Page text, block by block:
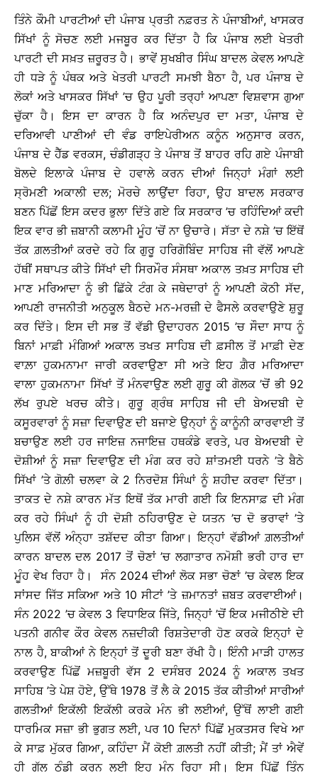
ਤਿੰਨੇ ਕੌਮੀ ਪਾਰਟੀਆਂ ਦੀ ਪੰਜਾਬ ਪ੍ਰਤੀ ਨਫ਼ਰਤ ਨੇ ਪੰਜਾਬੀਆਂ, ਖਾਸਕਰ
ਸਿੱਖਾਂ ਨੂੰ ਸੋਚਣ ਲਈ ਮਜਬੂਰ ਕਰ ਦਿੱਤਾ ਹੈ ਕਿ ਪੰਜਾਬ ਲਈ ਖੇਤਰੀ
ਪਾਰਟੀ ਦੀ ਸਖ਼ਤ ਜ਼ਰੂਰਤ ਹੈ। ਭਾਵੇਂ ਸੁਖਬੀਰ ਸਿੰਘ ਬਾਦਲ ਕੇਵਲ ਆਪਣੇ
ਹੀ ਧੜੇ ਨੂੰ ਪੰਥਕ ਅਤੇ ਖੇਤਰੀ ਪਾਰਟੀ ਸਮਝੀ ਬੈਠਾ ਹੈ, ਪਰ ਪੰਜਾਬ ਦੇ
ਲੋਕਾਂ ਅਤੇ ਖਾਸਕਰ ਸਿੱਖਾਂ ’ਚ ਉਹ ਪੂਰੀ ਤਰ੍ਹਾਂ ਆਪਣਾ ਵਿਸ਼ਵਾਸ ਗੁਆ
ਚੁੱਕਾ ਹੈ। ਇਸ ਦਾ ਕਾਰਨ ਹੈ ਕਿ ਅਨੰਦਪੁਰ ਦਾ ਮਤਾ, ਪੰਜਾਬ ਦੇ
ਦਰਿਆਵੀ ਪਾਣੀਆਂ ਦੀ ਵੰਡ ਰਾਇਪੇਰੀਅਨ ਕਨੂੰਨ ਅਨੁਸਾਰ ਕਰਨ,
ਪੰਜਾਬ ਦੇ ਹੈੱਡ ਵਰਕਸ, ਚੰਡੀਗੜ੍ਹ ਤੇ ਪੰਜਾਬ ਤੋਂ ਬਾਹਰ ਰਹਿ ਗਏ ਪੰਜਾਬੀ
ਬੋਲਦੇ ਇਲਾਕੇ ਪੰਜਾਬ ਦੇ ਹਵਾਲੇ ਕਰਨ ਦੀਆਂ ਜਿਨ੍ਹਾਂ ਮੰਗਾਂ ਲਈ
ਸ੍ਰੋਮਣੀ ਅਕਾਲੀ ਦਲ; ਮੋਰਚੇ ਲਾਉਂਦਾ ਰਿਹਾ, ਉਹ ਬਾਦਲ ਸਰਕਾਰ
ਬਣਨ ਪਿੱਛੋਂ ਇਸ ਕਦਰ ਭੁਲਾ ਦਿੱਤੇ ਗਏ ਕਿ ਸਰਕਾਰ ’ਚ ਰਹਿੰਦਿਆਂ ਕਦੀ
ਇਕ ਵਾਰ ਭੀ ਜ਼ਬਾਨੀ ਕਲਾਮੀ ਮੂੰਹ ’ਚੋਂ ਨਾ ਉਚਾਰੇ। ਸੱਤਾ ਦੇ ਨਸ਼ੇ ’ਚ ਇੱਥੋਂ
ਤੱਕ ਗ਼ਲਤੀਆਂ ਕਰਦੇ ਰਹੇ ਕਿ ਗੁਰੂ ਹਰਿਗੋਬਿੰਦ ਸਾਹਿਬ ਜੀ ਵੱਲੋਂ ਆਪਣੇ
ਹੱਥੀਂ ਸਥਾਪਤ ਕੀਤੇ ਸਿੱਖਾਂ ਦੀ ਸਿਰਮੌਰ ਸੰਸਥਾ ਅਕਾਲ ਤਖ਼ਤ ਸਾਹਿਬ ਦੀ
ਮਾਣ ਮਰਿਆਦਾ ਨੂੰ ਭੀ ਛਿੱਕੇ ਟੰਗ ਕੇ ਜਥੇਦਾਰਾਂ ਨੂੰ ਆਪਣੀ ਕੋਠੀ ਸੱਦ,
ਆਪਣੀ ਰਾਜਨੀਤੀ ਅਨੁਕੂਲ ਬੈਠਦੇ ਮਨ-ਮਰਜ਼ੀ ਦੇ ਫੈਸਲੇ ਕਰਵਾਉਣੇ ਸ਼ੁਰੂ
ਕਰ ਦਿੱਤੇ। ਇਸ ਦੀ ਸਭ ਤੋਂ ਵੱਡੀ ਉਦਾਹਰਨ 2015 ’ਚ ਸੌਦਾ ਸਾਧ ਨੂੰ
ਬਿਨਾਂ ਮਾਫ਼ੀ ਮੰਗਿਆਂ ਅਕਾਲ ਤਖਤ ਸਾਹਿਬ ਦੀ ਫ਼ਸੀਲ ਤੋਂ ਮਾਫ਼ੀ ਦੇਣ
ਵਾਲ਼ਾ ਹੁਕਮਨਾਮਾ ਜਾਰੀ ਕਰਵਾਉਣਾ ਸੀ ਅਤੇ ਇਹ ਗ਼ੈਰ ਮਰਿਆਦਾ
ਵਾਲਾ ਹੁਕਮਨਾਮਾ ਸਿੱਖਾਂ ਤੋਂ ਮੰਨਵਾਉਣ ਲਈ ਗੁਰੂ ਕੀ ਗੋਲਕ ’ਚੋਂ ਭੀ 92
ਲੱਖ ਰੁਪਏ ਖਰਚ ਕੀਤੇ। ਗੁਰੂ ਗ੍ਰੰਥ ਸਾਹਿਬ ਜੀ ਦੀ ਬੇਅਦਬੀ ਦੇ
ਕਸੂਰਵਾਰਾਂ ਨੂੰ ਸਜ਼ਾ ਦਿਵਾਉਣ ਦੀ ਬਜਾਏ ਉਨ੍ਹਾਂ ਨੂੰ ਕਾਨੂੰਨੀ ਕਾਰਵਾਈ ਤੋਂ
ਬਚਾਉਣ ਲਈ ਹਰ ਜਾਇਜ਼ ਨਜਾਇਜ਼ ਹਥਕੰਡੇ ਵਰਤੇ, ਪਰ ਬੇਅਦਬੀ ਦੇ
ਦੋਸ਼ੀਆਂ ਨੂੰ ਸਜ਼ਾ ਦਿਵਾਉਣ ਦੀ ਮੰਗ ਕਰ ਰਹੇ ਸ਼ਾਂਤਮਈ ਧਰਨੇ ’ਤੇ ਬੈਠੇ
ਸਿੱਖਾਂ ’ਤੇ ਗੋਲ਼ੀ ਚਲਵਾ ਕੇ 2 ਨਿਰਦੋਸ਼ ਸਿੰਘਾਂ ਨੂੰ ਸ਼ਹੀਦ ਕਰਵਾ ਦਿੱਤਾ।
ਤਾਕਤ ਦੇ ਨਸ਼ੇ ਕਾਰਨ ਮੱਤ ਇਥੋਂ ਤੱਕ ਮਾਰੀ ਗਈ ਕਿ ਇਨਸਾਫ਼ ਦੀ ਮੰਗ
ਕਰ ਰਹੇ ਸਿੰਘਾਂ ਨੂੰ ਹੀ ਦੋਸ਼ੀ ਠਹਿਰਾਉਣ ਦੇ ਯਤਨ ’ਚ ਦੋ ਭਰਾਵਾਂ ’ਤੇ
ਪੁਲਿਸ ਵੱਲੋਂ ਅੰਨ੍ਹਾ ਤਸ਼ੱਦਦ ਕੀਤਾ ਗਿਆ। ਇਨ੍ਹਾਂ ਵੱਡੀਆਂ ਗ਼ਲਤੀਆਂ
ਕਾਰਨ ਬਾਦਲ ਦਲ 2017 ਤੋਂ ਚੋਣਾਂ ’ਚ ਲਗਾਤਾਰ ਨਮੋਸ਼ੀ ਭਰੀ ਹਾਰ ਦਾ
ਮੂੰਹ ਵੇਖ ਰਿਹਾ ਹੈ। ਸੰਨ 2024 ਦੀਆਂ ਲੋਕ ਸਭਾ ਚੋਣਾਂ ’ਚ ਕੇਵਲ ਇਕ
ਸਾਂਸਦ ਜਿੱਤ ਸਕਿਆ ਅਤੇ 10 ਸੀਟਾਂ ’ਤੇ ਜ਼ਮਾਨਤਾਂ ਜ਼ਬਤ ਕਰਵਾਈਆਂ।
ਸੰਨ 2022 ’ਚ ਕੇਵਲ 3 ਵਿਧਾਇਕ ਜਿੱਤੇ, ਜਿਨ੍ਹਾਂ ’ਚੋਂ ਇਕ ਮਜੀਠੀਏ ਦੀ
ਪਤਨੀ ਗਨੀਵ ਕੌਰ ਕੇਵਲ ਨਜ਼ਦੀਕੀ ਰਿਸ਼ਤੇਦਾਰੀ ਹੋਣ ਕਰਕੇ ਇਨ੍ਹਾਂ ਦੇ
ਨਾਲ ਹੈ, ਬਾਕੀਆਂ ਨੇ ਇਨ੍ਹਾਂ ਤੋਂ ਦੂਰੀ ਬਣਾ ਰੱਖੀ ਹੈ। ਇੰਨੀ ਮਾੜੀ ਹਾਲਤ
ਕਰਵਾਉਣ ਪਿੱਛੋਂ ਮਜ਼ਬੂਰੀ ਵੱਸ 2 ਦਸੰਬਰ 2024 ਨੂੰ ਅਕਾਲ ਤਖਤ
ਸਾਹਿਬ ’ਤੇ ਪੇਸ਼ ਹੋਏ, ਉੱਥੇ 1978 ਤੋਂ ਲੈ ਕੇ 2015 ਤੱਕ ਕੀਤੀਆਂ ਸਾਰੀਆਂ
ਗਲਤੀਆਂ ਇਕੱਲੀ ਇਕੱਲੀ ਕਰਕੇ ਮੰਨ ਭੀ ਲਈਆਂ, ਉੱਥੋਂ ਲਾਈ ਗਈ
ਧਾਰਮਿਕ ਸਜ਼ਾ ਭੀ ਭੁਗਤ ਲਈ, ਪਰ 10 ਦਿਨਾਂ ਪਿੱਛੋਂ ਮੁਕਤਸਰ ਵਿਖੇ ਆ
ਕੇ ਸਾਫ਼ ਮੁੱਕਰ ਗਿਆ, ਕਹਿੰਦਾ ਮੈਂ ਕੋਈ ਗ਼ਲਤੀ ਨਹੀਂ ਕੀਤੀ; ਮੈਂ ਤਾਂ ਐਵੇਂ
ਹੀ ਗੱਲ ਠੰਡੀ ਕਰਨ ਲਈ ਇਹ ਮੰਨ ਰਿਹਾ ਸੀ। ਇਸ ਪਿੱਛੋਂ ਤਿੰਨ